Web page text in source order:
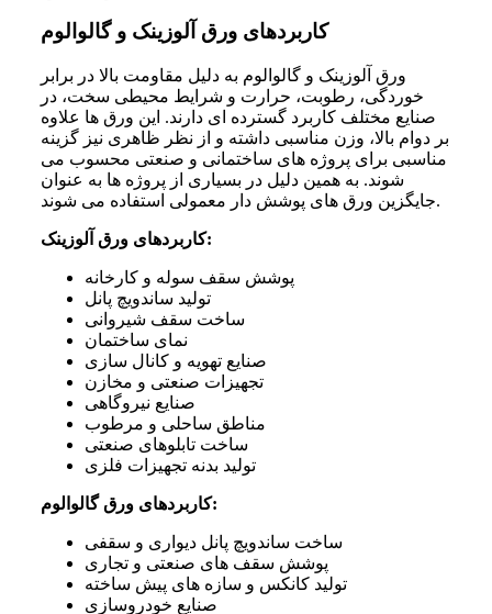
کاربردهای ورق آلوزینک و گالوالوم
ورق آلوزینک و گالوالوم به دلیل مقاومت بالا در برابر
خوردگی، رطوبت، حرارت و شرایط محیطی سخت، در
صنایع مختلف کاربرد گسترده ای دارند. این ورق ها علاوه
بر دوام بالا، وزن مناسبی داشته و از نظر ظاهری نیز گزینه
مناسبی برای پروژه های ساختمانی و صنعتی محسوب می
شوند. به همین دلیل در بسیاری از پروژه ها به عنوان
جایگزین ورق های پوشش دار معمولی استفاده می شوند.
کاربردهای ورق آلوزینک:
پوشش سقف سوله و کارخانه
تولید ساندویچ پانل
ساخت سقف شیروانی
نمای ساختمان
صنایع تهویه و کانال سازی
تجهیزات صنعتی و مخازن
صنایع نیروگاهی
مناطق ساحلی و مرطوب
ساخت تابلوهای صنعتی
تولید بدنه تجهیزات فلزی
کاربردهای ورق گالوالوم:
ساخت ساندویچ پانل دیواری و سقفی
پوشش سقف های صنعتی و تجاری
تولید کانکس و سازه های پیش ساخته
صنایع خودروسازی